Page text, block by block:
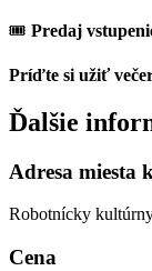
🎟️ Predaj
Príďte si užiť
Ďalšie
Adresa miesta
Robotnícky
Cena